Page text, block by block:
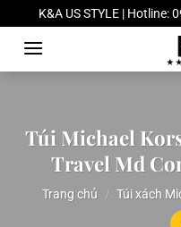
Chuyển
đến
dung
K&A US STYLE | Hotline:
Túi Michael
Travel Md
Trang chủ / Túi xách